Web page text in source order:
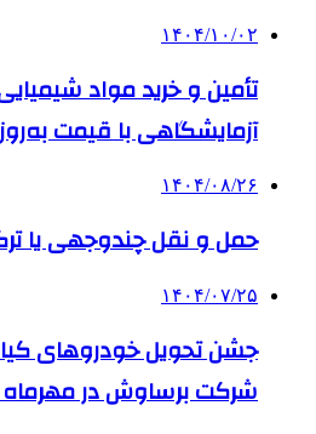
۱۴۰۴/۱۰/۰۲
تأمین و خرید مواد
آزمایشگاهی با قیمت
۱۴۰۴/۰۸/۲۶
حمل و نقل چندوجهی یا
۱۴۰۴/۰۷/۲۵
جشن تحویل خودروهای
شرکت برساوش در مهرماه